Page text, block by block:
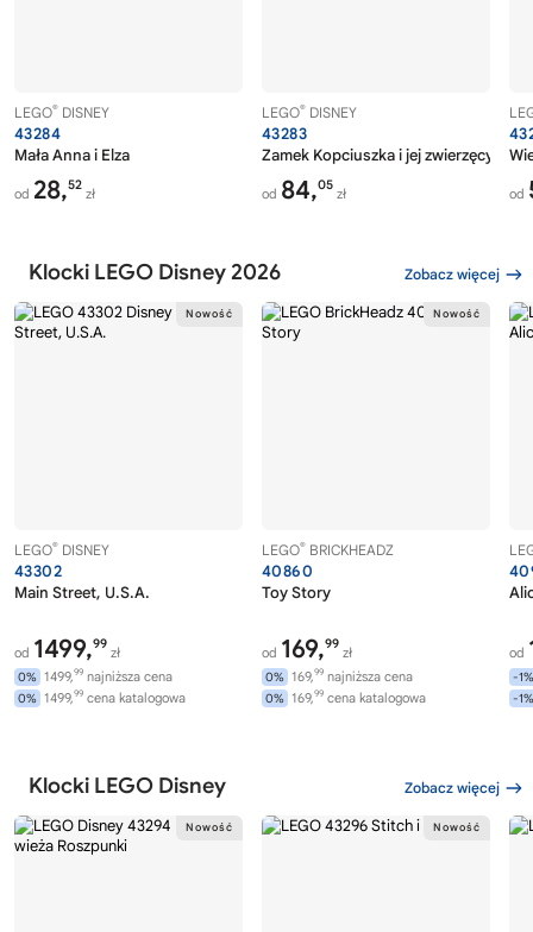
LEGO® DISNEY
43284
Mała Anna i Elza
od 28,52
zł
LEGO® DISNEY
43283
Zamek Kopciuszka i jej zwierzęcych
od 84,05
zł od
Klocki LEGO Disney 2026 Zobacz więcej
LEGO® DISNEY
43302
Main Street, U.S.A.
od 1499,99
zł
0% 1499,99 najniższa cena
0% 1499,99 cena katalogowa
LEGO® BRICKHEADZ
40860
Toy Story
od 169,99
zł
0% 169,99 najniższa cena
0% 169,99 cena katalogowa
od
-1%
-1%
Klocki LEGO Disney Zobacz więcej